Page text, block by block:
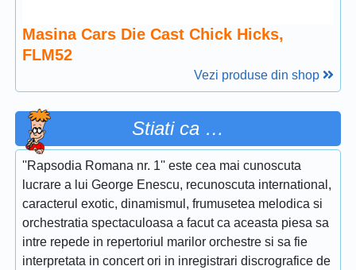
Masina Cars Die Cast Chick Hicks,
FLM52
Vezi produse din shop
Stiati ca …
''Rapsodia Romana nr. 1'' este cea mai cunoscuta
lucrare a lui George Enescu, recunoscuta international,
caracterul exotic, dinamismul, frumusetea melodica si
orchestratia spectaculoasa a facut ca aceasta piesa sa
intre repede in repertoriul marilor orchestre si sa fie
interpretata in concert ori in inregistrari discrografice de